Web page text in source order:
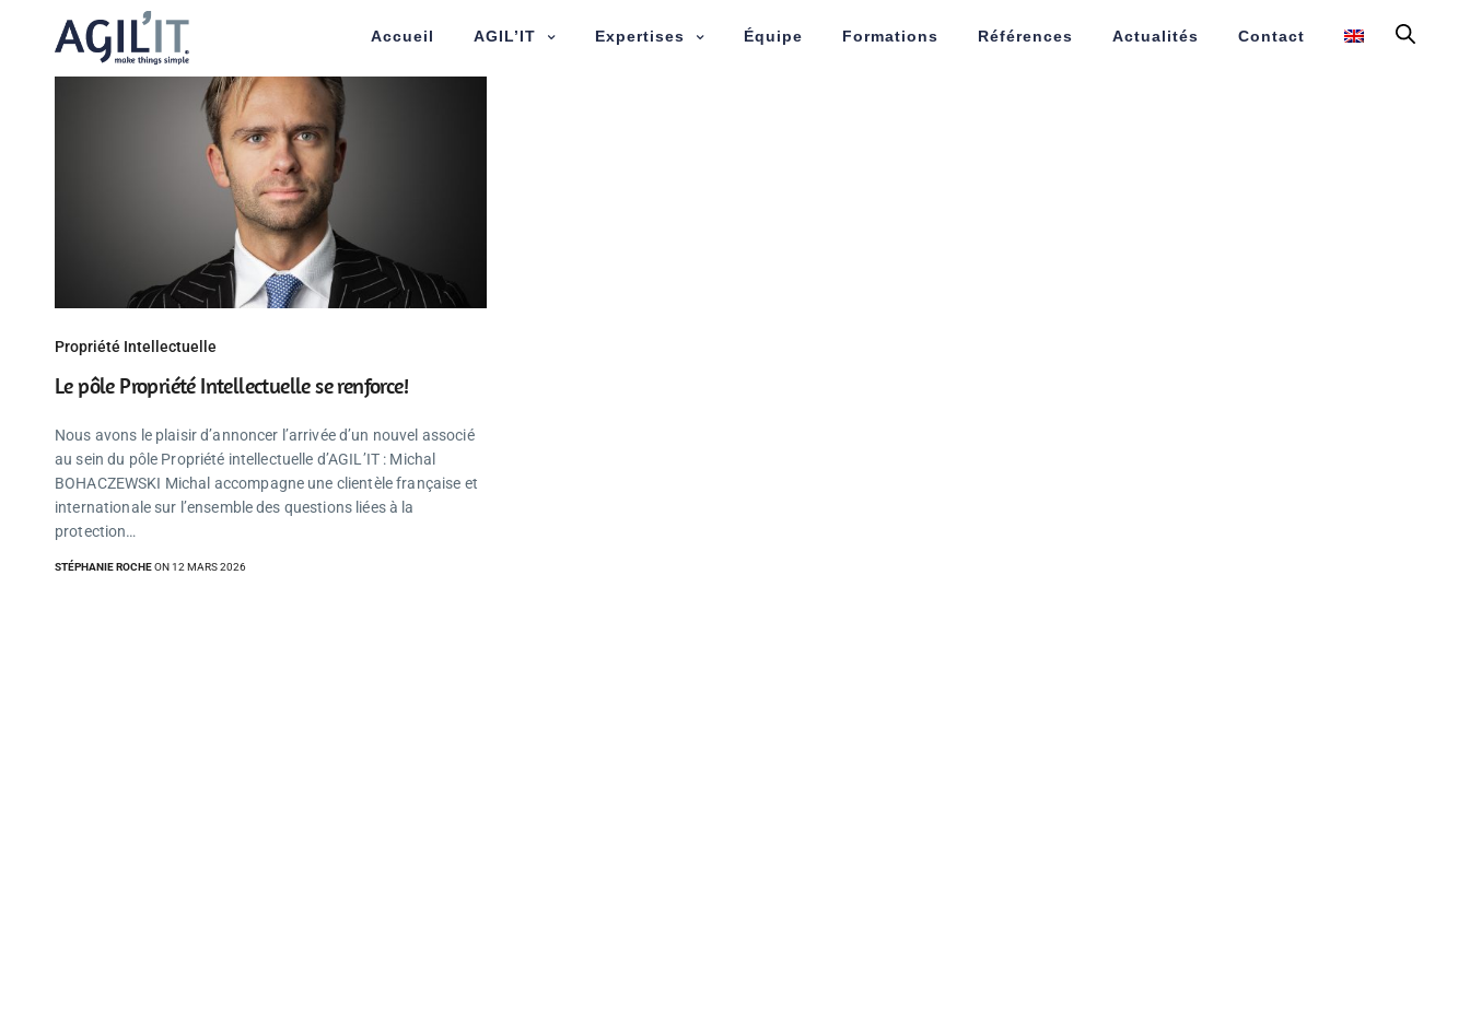
Accueil AGIL’IT Expertises Équipe Formations Références Actualités Contact
Propriété Intellectuelle
Le pôle Propriété Intellectuelle se renforce!
Nous avons le plaisir d’annoncer l’arrivée d’un nouvel associé
au sein du pôle Propriété intellectuelle d’AGIL’IT : Michal
BOHACZEWSKI Michal accompagne une clientèle française et
internationale sur l’ensemble des questions liées à la
protection…
STÉPHANIE ROCHEON 12 MARS 2026